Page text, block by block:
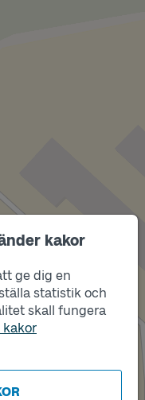
kakor
ge dig en
statistik och
skall fungera
kakor